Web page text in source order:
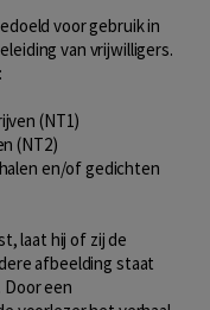
voor gebruik in
van vrijwilligers.
(NT1)
(NT2)
en/of gedichten
laat hij of zij de
afbeelding staat
een